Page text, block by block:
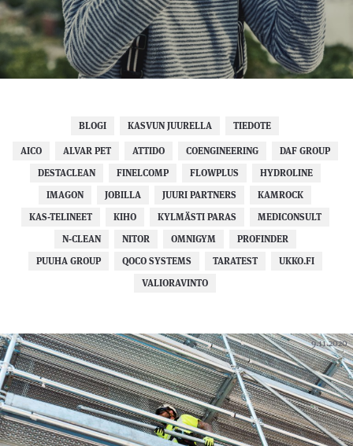
BLOGI KASVUN JUURELLA TIEDOTE
AICO ALVAR PET ATTIDO COENGINEERING
DAF GROUP
DESTACLEAN
FINELCOMP FLOWPLUS
HYDROLINE
IMAGON
JOBILLA JUURI PARTNERS
KAMROCK
KAS-TELINEET
KIHO KYLMÄSTI PARAS
MEDICONSULT
N-CLEAN
NITOR OMNIGYM
PROFINDER
PUUHA GROUP
QOCO SYSTEMS TARATEST
UKKO.FI
VALIORAVINTO
9.11.2020